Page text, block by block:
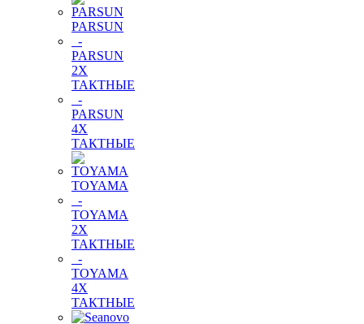
PARSUN
-
PARSUN
2Х
ТАКТНЫЕ
-
PARSUN
4Х
ТАКТНЫЕ
TOYAMA
-
TOYAMA
2Х
ТАКТНЫЕ
-
TOYAMA
4Х
ТАКТНЫЕ